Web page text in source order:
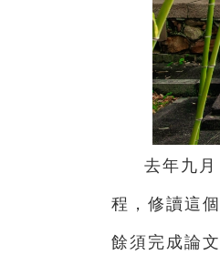
去年九
程，修讀這
餘須完成論